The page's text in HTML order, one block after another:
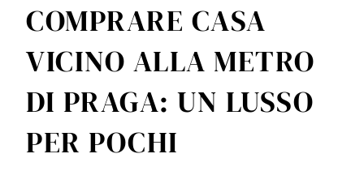
COMPRARE CASA
VICINO ALLA METRO
DI PRAGA: UN LUSSO
PER POCHI